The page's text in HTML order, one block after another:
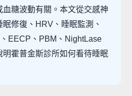
血糖波動有關。本文從交感神
修復、HRV、睡眠監測、
EECP、PBM、NightLase
明霍普金斯診所如何看待睡眠